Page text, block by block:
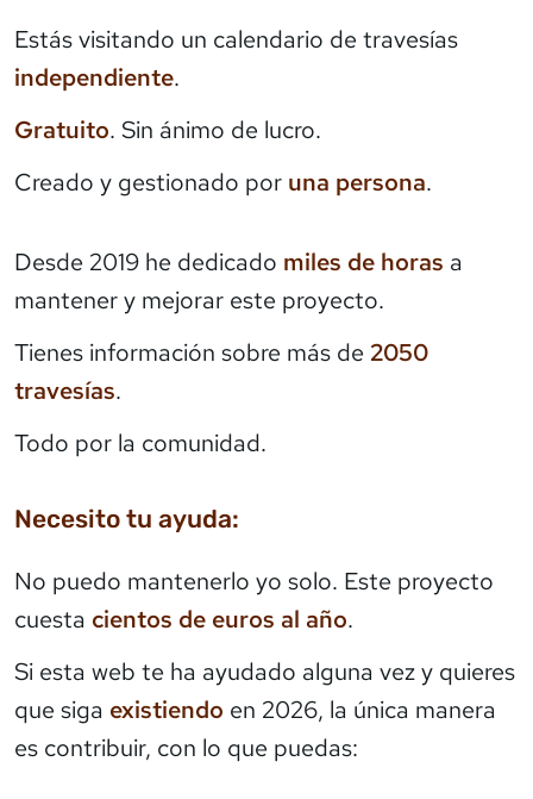
Estás visitando un calendario de travesías
independiente.
Gratuito. Sin ánimo de lucro.
Creado y gestionado por una persona.
Desde 2019 he dedicado miles de horas a
mantener y mejorar este proyecto.
Tienes información sobre más de 2050
travesías.
Todo por la comunidad.
Necesito tu ayuda:
No puedo mantenerlo yo solo. Este proyecto
cuesta cientos de euros al año.
Si esta web te ha ayudado alguna vez y quieres
que siga existiendo en 2026, la única manera
es contribuir, con lo que puedas: